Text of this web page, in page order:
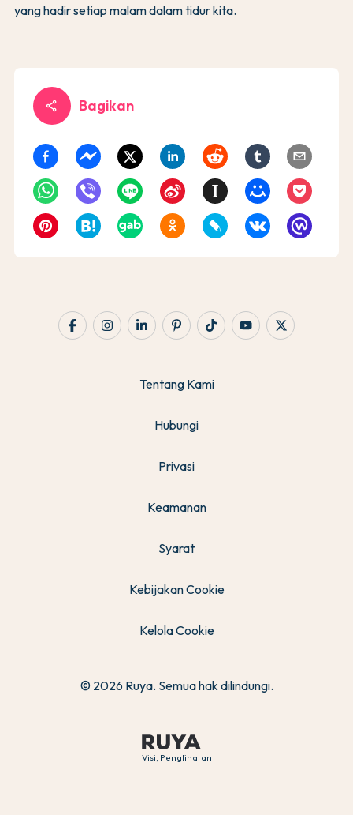
yang hadir setiap malam dalam tidur kita.
share Bagikan
Visi, Penglihatan
Tentang Kami
Hubungi
Privasi
Keamanan
Syarat
Kebijakan Cookie
Kelola Cookie
© 2026 Ruya. Semua hak dilindungi.